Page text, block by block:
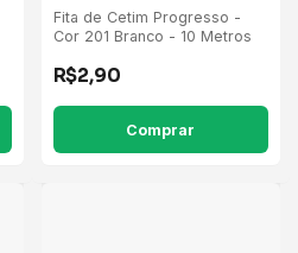
Fita de Cetim Progresso -
Cor 201 Branco - 10 Metros
R$2,90
Comprar